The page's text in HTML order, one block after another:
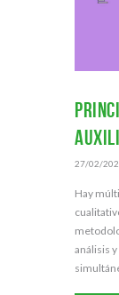
27/02/
Hay
análisis